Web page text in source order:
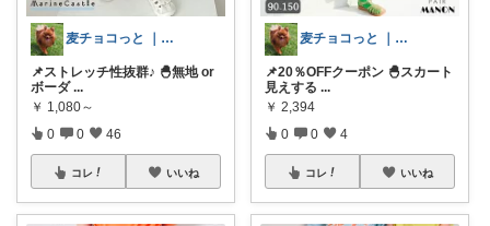
麦チョコっと ｜ キッズ＆ベビー 夏
📌ストレッチ性抜群♪ 🐣無地 or
ボーダ ...
￥ 1,080～
0 0 46
コレ いいね
麦チョコっと ｜ キッズ＆ベビー 夏
📌20％OFFクーポン 🐣スカート
見えする ...
￥ 2,394
0 0 4
コレ いいね